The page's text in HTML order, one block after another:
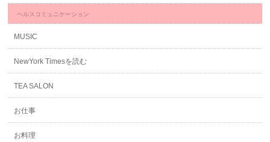
ヘルスコミュニケーション
MUSIC
NewYork Timesを読む
TEA SALON
お仕事
お料理